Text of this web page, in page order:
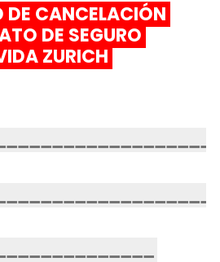
DE CANCELACIÓN
DE SEGURO
ZURICH